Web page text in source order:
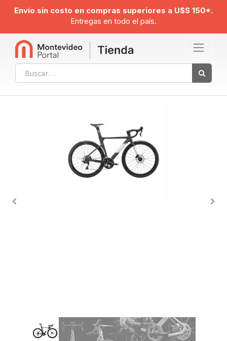
Envío sin costo en compras superiores a U$S 150*.
Entregas en todo el país.